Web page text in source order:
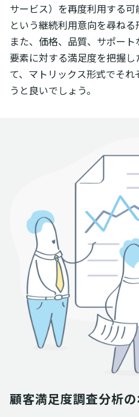
サービス）を再度利用する可
という継続利用意向を尋ねる
また、価格、品質、サポー
要素に対する満足度を把握
て、マトリックス形式でそ
うと良いでしょう。
顧客満足度調査分析